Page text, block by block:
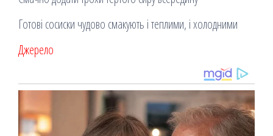
Готові сосиски чудово смакують і теплими, і холодними
Джерело